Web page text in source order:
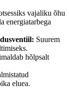
vajaliku õhu
energiatarbega
Suurem
hõlpsalt
eluea.